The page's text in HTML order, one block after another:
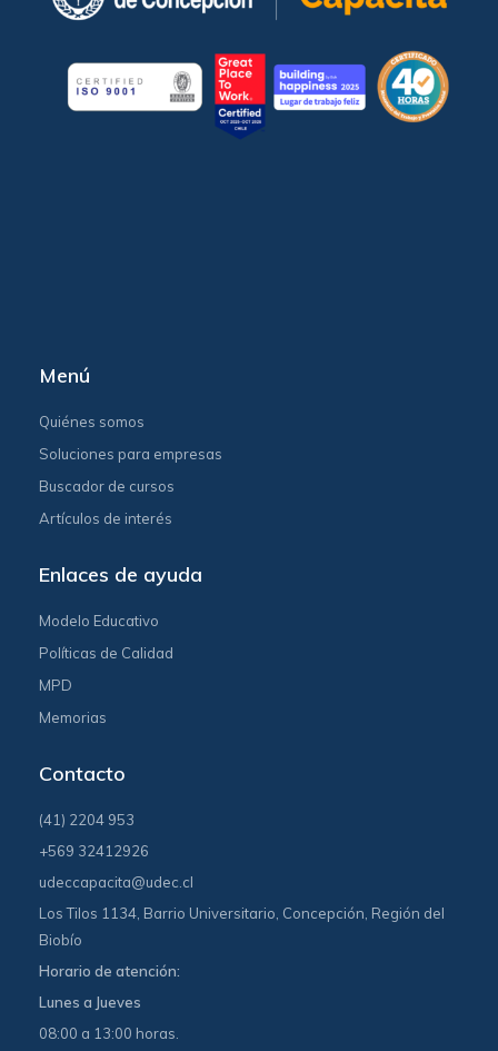
Menú
Quiénes somos
Soluciones para empresas
Buscador de cursos
Artículos de interés
Enlaces de ayuda
Modelo Educativo
Políticas de Calidad
MPD
Memorias
Contacto
(41) 2204 953
+569 32412926
udeccapacita@udec.cl
Los Tilos 1134, Barrio Universitario, Concepción, Región del
Biobío
Horario de atención:
Lunes a Jueves
08:00 a 13:00 horas.